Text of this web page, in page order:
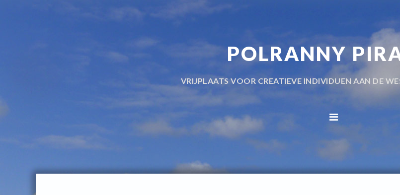
POLRANNY
VRIJPLAATS VOOR CREATIEVE INDIVIDUEN AAN DE